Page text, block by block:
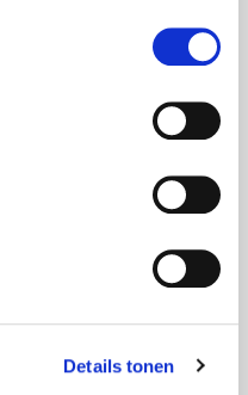
Details tonen